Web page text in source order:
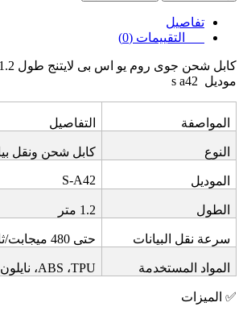
تفاصيل
التقييمات (0)
موديل s a42
المواصفة التفاصيل
النوع كابل شحن ونقل
الموديل S-A42
الطول 1.2 متر
سرعة نقل البيانات حتى 480 ميجابت/ثانية
المواد المستخدمة ABS ،TPU ،
✅ الميزات